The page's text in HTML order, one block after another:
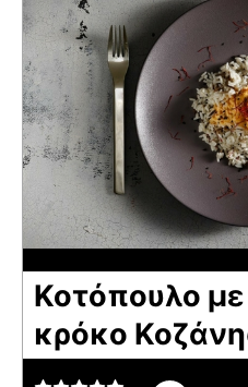
Κοτόπουλο με
κρόκο